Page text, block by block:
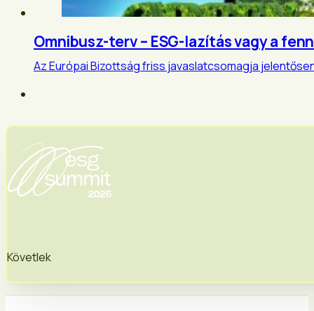
Omnibusz-terv – ESG-lazítás vagy a
Az Európai Bizottság friss javaslatcsomagja
Követlek